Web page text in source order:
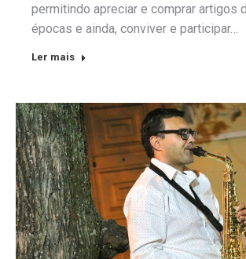
permitindo apreciar e comprar artigos
épocas e ainda, conviver e participar…
Ler mais